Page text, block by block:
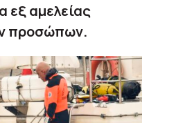
εξ αμελείας
προσώπων.